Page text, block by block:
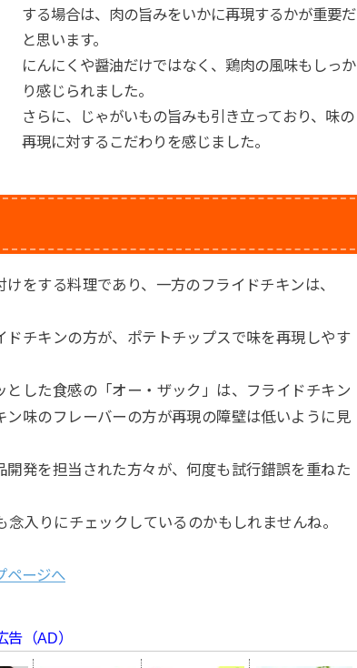
する場合は、肉の旨みをいかに再現するかが重要だ
と思います。
にんにくや醤油だけではなく、鶏肉の風味もしっか
り感じられました。
さらに、じゃがいもの旨みも引き立っており、味の
再現に対するこだわりを感じました。
をする料理であり、一方のフライドチキンは、
チキンの方が、ポテトチップスで味を再現しやす
した食感の「オー・ザック」は、フライドチキン
味のフレーバーの方が再現の障壁は低いように見
発を担当された方々が、何度も試行錯誤を重ねた
入りにチェックしているのかもしれませんね。
ページへ
告（AD）